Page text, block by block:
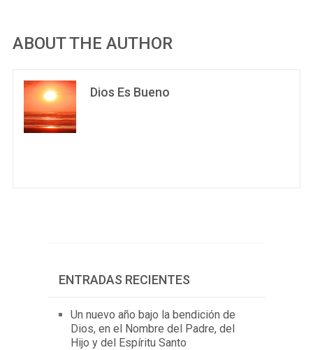
ABOUT THE AUTHOR
Dios Es Bueno
ENTRADAS RECIENTES
Un nuevo año bajo la bendición de
Dios, en el Nombre del Padre, del
Hijo y del Espíritu Santo